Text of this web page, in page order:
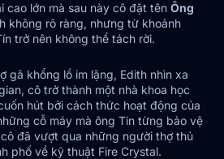
cao lớn mà sau này cô đặt tên Ông
không rõ ràng, nhưng từ khoảnh
trở nên không thể tách rời.
gã khổng lồ im lặng, Edith nhìn xa
cô trở thành một nhà khoa học
hút bởi cách thức hoạt động của
cỗ máy mà ông Tin từng bảo vệ
đã vượt qua những người thợ thủ
phố về kỹ thuật Fire Crystal.